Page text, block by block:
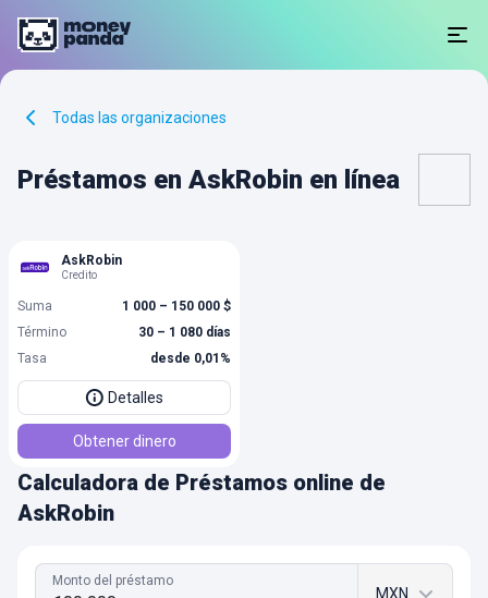
Todas las organizaciones
Préstamos en AskRobin en línea
AskRobin
Credito
Suma
1 000 – 150 000 $
Término
30 – 1 080 días
Tasa
desde 0,01%
Detalles
Obtener dinero
Calculadora de Préstamos online de
AskRobin
Monto del préstamo
MXN